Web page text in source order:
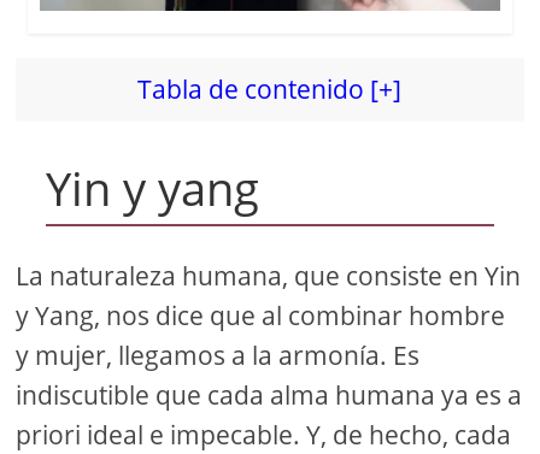
Tabla de contenido [+]
Yin y yang
La naturaleza humana, que consiste en Yin
y Yang, nos dice que al combinar hombre
y mujer, llegamos a la armonía. Es
indiscutible que cada alma humana ya es a
priori ideal e impecable. Y, de hecho, cada